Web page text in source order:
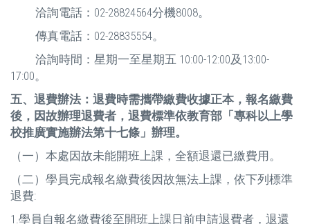
洽詢電話：02-28824564分機8008。
傳真電話：02-28835554。
洽詢時間：星期一至星期五 10:00-12:00及13:00-
17:00。
五、退費辦法：退費時需攜帶繳費收據正本，報名繳費
後，因故辦理退費者，退費標準依教育部「專科以上學
校推廣實施辦法第十七條」辦理。
（一）本處因故未能開班上課，全額退還已繳費用。
（二）學員完成報名繳費後因故無法上課，依下列標準
退費:
1.學員自報名繳費後至開班上課日前申請退費者，退還